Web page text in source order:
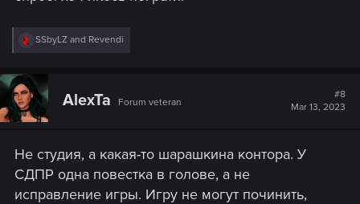
R
e
t
o
SSbyLZ and Revendi
AlexTa Forum veteran
#8
Mar 13, 2023
Не студия, а какая-то шарашкина контора. У
СДПР одна повестка в голове, а не
исправление игры. Игру не могут починить,